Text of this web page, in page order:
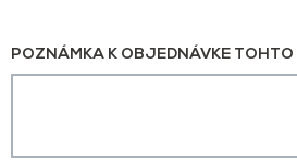
POZNÁMKA K OBJEDNÁVKE TOHTO